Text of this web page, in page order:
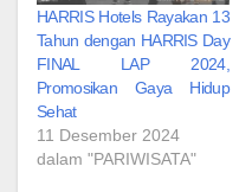
HARRIS Hotels Rayakan 13
Tahun dengan HARRIS Day
FINAL LAP 2024,
Promosikan Gaya Hidup
Sehat
11 Desember 2024
dalam "PARIWISATA"